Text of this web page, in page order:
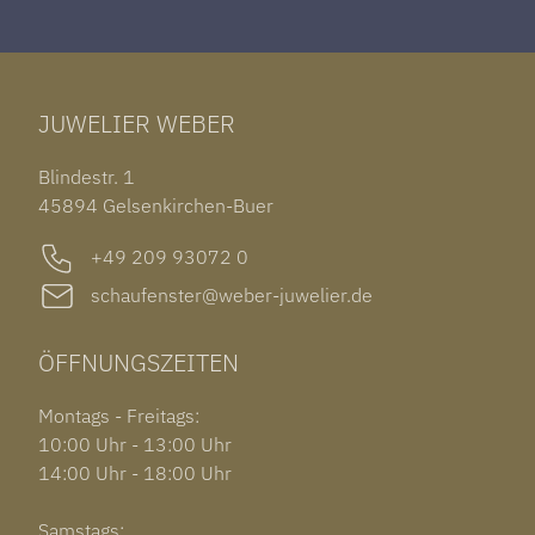
IWC PORTUGIESER
ARMSCHMUCK
OHRSCHMUCK
OUT OF COLLECTION
TAG HEUER CARRERA
ROLEX SUBMARINER DATE
GARMIN VENU 3S
JUWELIER WEBER
Blindestr. 1
45894 Gelsenkirchen-Buer
+49 209 93072 0
schaufenster@weber-juwelier.de
ÖFFNUNGSZEITEN
Montags - Freitags:
10:00 Uhr - 13:00 Uhr
14:00 Uhr - 18:00 Uhr